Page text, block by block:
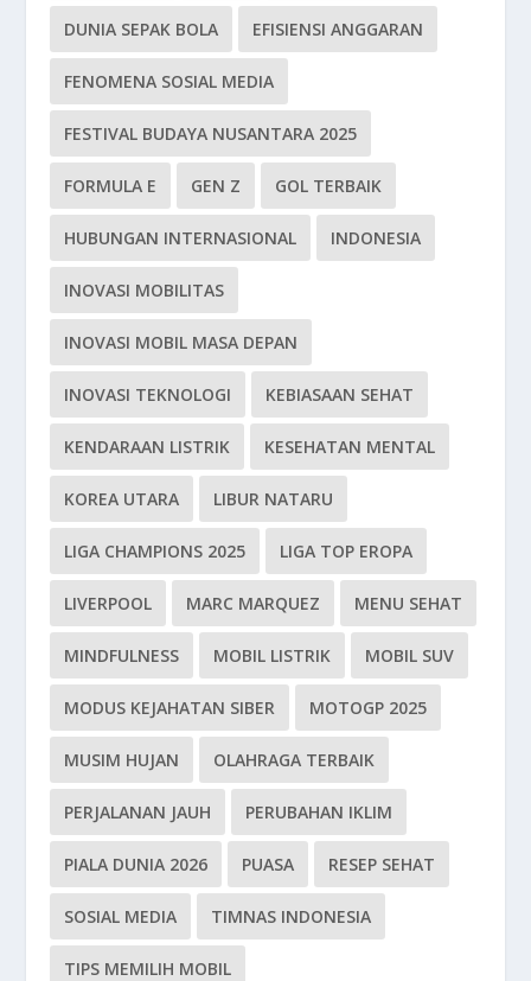
DUNIA SEPAK BOLA EFISIENSI ANGGARAN
FENOMENA SOSIAL MEDIA
FESTIVAL BUDAYA NUSANTARA 2025
FORMULA E GEN Z GOL TERBAIK
HUBUNGAN INTERNASIONAL INDONESIA
INOVASI MOBILITAS
INOVASI MOBIL MASA DEPAN
INOVASI TEKNOLOGI KEBIASAAN SEHAT
KENDARAAN LISTRIK KESEHATAN MENTAL
KOREA UTARA LIBUR NATARU
LIGA CHAMPIONS 2025 LIGA TOP EROPA
LIVERPOOL MARC MARQUEZ MENU SEHAT
MINDFULNESS MOBIL LISTRIK MOBIL SUV
MODUS KEJAHATAN SIBER MOTOGP 2025
MUSIM HUJAN OLAHRAGA TERBAIK
PERJALANAN JAUH PERUBAHAN IKLIM
PIALA DUNIA 2026 PUASA RESEP SEHAT
SOSIAL MEDIA TIMNAS INDONESIA
TIPS MEMILIH MOBIL